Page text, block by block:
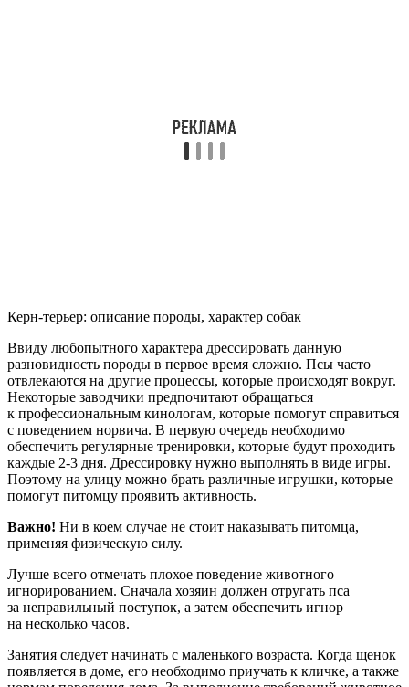
Керн-терьер: описание породы, характер собак
Ввиду любопытного характера дрессировать данную
разновидность породы в первое время сложно. Псы часто
отвлекаются на другие процессы, которые происходят вокруг.
Некоторые заводчики предпочитают обращаться
к профессиональным кинологам, которые помогут справиться
с поведением норвича. В первую очередь необходимо
обеспечить регулярные тренировки, которые будут проходить
каждые 2-3 дня. Дрессировку нужно выполнять в виде игры.
Поэтому на улицу можно брать различные игрушки, которые
помогут питомцу проявить активность.
Важно! Ни в коем случае не стоит наказывать питомца,
применяя физическую силу.
Лучше всего отмечать плохое поведение животного
игнорированием. Сначала хозяин должен отругать пса
за неправильный поступок, а затем обеспечить игнор
на несколько часов.
Занятия следует начинать с маленького возраста. Когда щенок
появляется в доме, его необходимо приучать к кличке, а также